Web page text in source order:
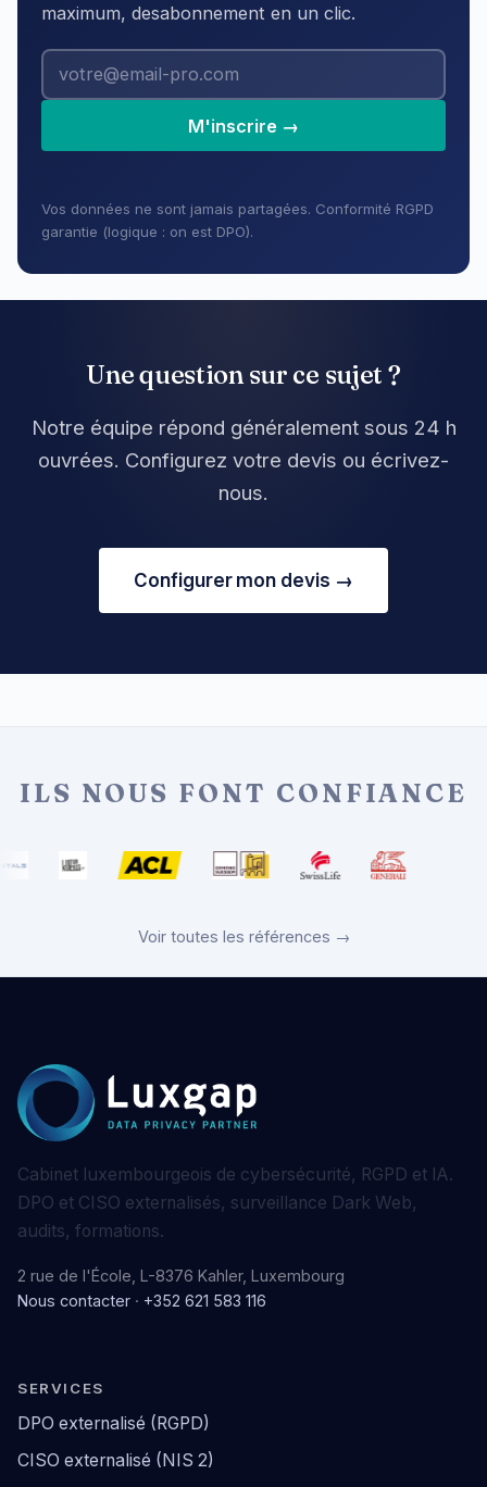
maximum, desabonnement en un clic.
M'inscrire →
Vos données ne sont jamais partagées. Conformité RGPD
garantie (logique : on est DPO).
Une question sur ce sujet ?
Notre équipe répond généralement sous 24 h
ouvrées. Configurez votre devis ou écrivez-
nous.
Configurer mon devis →
ILS NOUS FONT CONFIANCE
Voir toutes les références →
Cabinet luxembourgeois de cybersécurité, RGPD et IA.
DPO et CISO externalisés, surveillance Dark Web,
audits, formations.
2 rue de l'École, L-8376 Kahler, Luxembourg
Nous contacter · +352 621 583 116
SERVICES
DPO externalisé (RGPD)
CISO externalisé (NIS 2)